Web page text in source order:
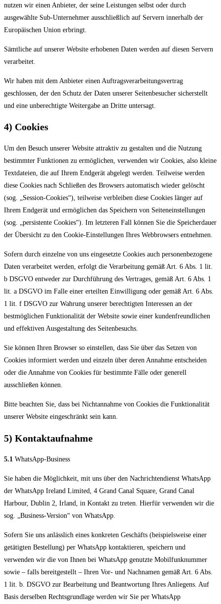
nutzen wir einen Anbieter, der seine Leistungen selbst oder durch
ausgewählte Sub-Unternehmer ausschließlich auf Servern innerhalb der
Europäischen Union erbringt.
Sämtliche auf unserer Website erhobenen Daten werden auf diesen Servern
verarbeitet.
Wir haben mit dem Anbieter einen Auftragsverarbeitungsvertrag
geschlossen, der den Schutz der Daten unserer Seitenbesucher sicherstellt
und eine unberechtigte Weitergabe an Dritte untersagt.
4) Cookies
Um den Besuch unserer Website attraktiv zu gestalten und die Nutzung
bestimmter Funktionen zu ermöglichen, verwenden wir Cookies, also kleine
Textdateien, die auf Ihrem Endgerät abgelegt werden. Teilweise werden
diese Cookies nach Schließen des Browsers automatisch wieder gelöscht
(sog. „Session-Cookies“), teilweise verbleiben diese Cookies länger auf
Ihrem Endgerät und ermöglichen das Speichern von Seiteneinstellungen
(sog. „persistente Cookies“). Im letzteren Fall können Sie die Speicherdauer
der Übersicht zu den Cookie-Einstellungen Ihres Webbrowsers entnehmen.
Sofern durch einzelne von uns eingesetzte Cookies auch personenbezogene
Daten verarbeitet werden, erfolgt die Verarbeitung gemäß Art. 6 Abs. 1 lit.
b DSGVO entweder zur Durchführung des Vertrages, gemäß Art. 6 Abs. 1
lit. a DSGVO im Falle einer erteilten Einwilligung oder gemäß Art. 6 Abs.
1 lit. f DSGVO zur Wahrung unserer berechtigten Interessen an der
bestmöglichen Funktionalität der Website sowie einer kundenfreundlichen
und effektiven Ausgestaltung des Seitenbesuchs.
Sie können Ihren Browser so einstellen, dass Sie über das Setzen von
Cookies informiert werden und einzeln über deren Annahme entscheiden
oder die Annahme von Cookies für bestimmte Fälle oder generell
ausschließen können.
Bitte beachten Sie, dass bei Nichtannahme von Cookies die Funktionalität
unserer Website eingeschränkt sein kann.
5) Kontaktaufnahme
5.1 WhatsApp-Business
Sie haben die Möglichkeit, mit uns über den Nachrichtendienst WhatsApp
der WhatsApp Ireland Limited, 4 Grand Canal Square, Grand Canal
Harbour, Dublin 2, Irland, in Kontakt zu treten. Hierfür verwenden wir die
sog. „Business-Version“ von WhatsApp.
Sofern Sie uns anlässlich eines konkreten Geschäfts (beispielsweise einer
getätigten Bestellung) per WhatsApp kontaktieren, speichern und
verwenden wir die von Ihnen bei WhatsApp genutzte Mobilfunknummer
sowie – falls bereitgestellt – Ihren Vor- und Nachnamen gemäß Art. 6 Abs.
1 lit. b. DSGVO zur Bearbeitung und Beantwortung Ihres Anliegens. Auf
Basis derselben Rechtsgrundlage werden wir Sie per WhatsApp